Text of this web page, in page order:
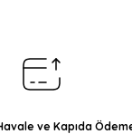
ve Kapıda